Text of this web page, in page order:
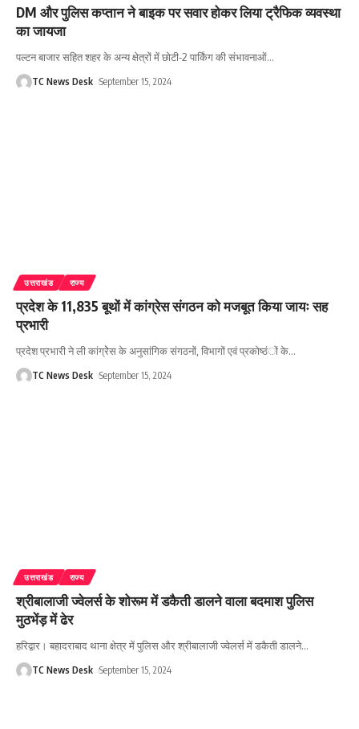
DM और पुलिस कप्तान ने बाइक पर सवार होकर लिया ट्रैफिक व्यवस्था
का जायजा
पल्टन बाजार सहित शहर के अन्य क्षेत्रों में छोटी-2 पार्किंग की संभावनाओं…
TC News Desk September 15, 2024
उत्तराखंड राज्य
प्रदेश के 11,835 बूथों में कांग्रेस संगठन को मजबूत किया जायः सह
प्रभारी
प्रदेश प्रभारी ने ली कांग्रेेस के अनुसांगिक संगठनों, विभागों एवं प्रकोष्ठंों के…
TC News Desk September 15, 2024
उत्तराखंड राज्य
श्रीबालाजी ज्वेलर्स के शोरूम में डकैती डालने वाला बदमाश पुलिस
मुठभेंड़ में ढेर
हरिद्वार। बहादराबाद थाना क्षेत्र में पुलिस और श्रीबालाजी ज्वेलर्स में डकैती डालने…
TC News Desk September 15, 2024